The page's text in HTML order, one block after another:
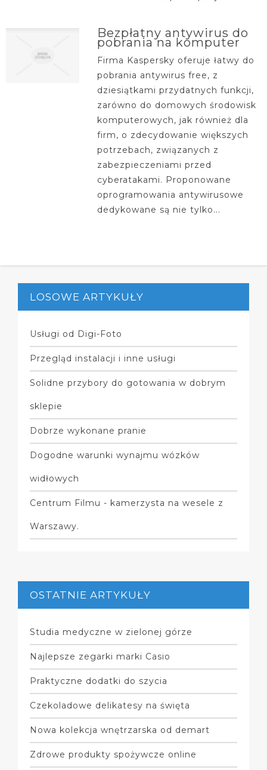
Bezpłatny antywirus do
pobrania na komputer
Firma Kaspersky oferuje łatwy do
pobrania antywirus free, z
dziesiątkami przydatnych funkcji,
zarówno do domowych środowisk
komputerowych, jak również dla
firm, o zdecydowanie większych
potrzebach, związanych z
zabezpieczeniami przed
cyberatakami. Proponowane
oprogramowania antywirusowe
dedykowane są nie tylko...
LOSOWE ARTYKUŁY
Usługi od Digi-Foto
Przegląd instalacji i inne usługi
Solidne przybory do gotowania w dobrym
sklepie
Dobrze wykonane pranie
Dogodne warunki wynajmu wózków
widłowych
Centrum Filmu - kamerzysta na wesele z
Warszawy.
OSTATNIE ARTYKUŁY
Studia medyczne w zielonej górze
Najlepsze zegarki marki Casio
Praktyczne dodatki do szycia
Czekoladowe delikatesy na święta
Nowa kolekcja wnętrzarska od demart
Zdrowe produkty spożywcze online